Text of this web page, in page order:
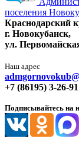
поселения
Краснодарский
г. Новокубанск,
ул.
Наш адрес
+7 (86195) 3-26-91
Подписывайтесь на